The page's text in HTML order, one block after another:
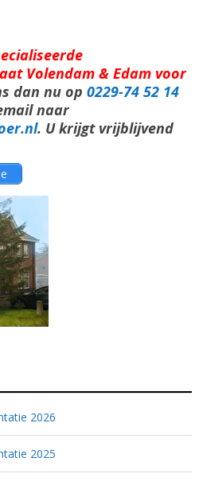
Volendam & Edam voor
dan nu op 0229-74 52 14
naar
. U krijgt vrijblijvend
2026
2025